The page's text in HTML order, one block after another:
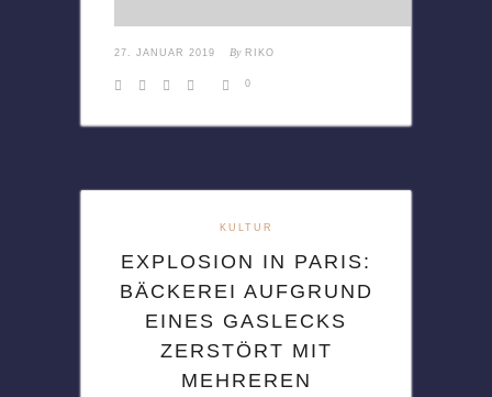
27. JANUAR 2019 By RIKO
0
KULTUR
EXPLOSION IN PARIS:
BÄCKEREI AUFGRUND
EINES GASLECKS
ZERSTÖRT MIT
MEHREREN